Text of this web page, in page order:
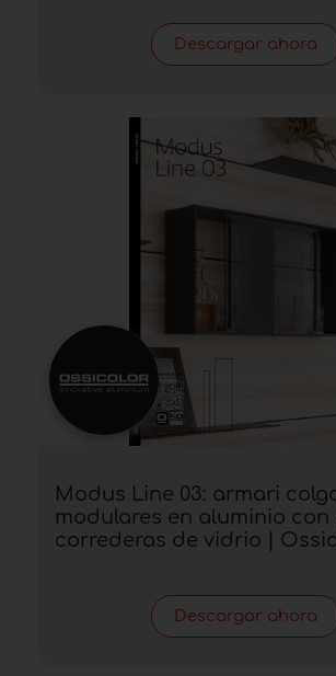
Descargar ahora
Modus Line 03: armari
modulares en aluminio
correderas de vidrio |
Descargar ahora